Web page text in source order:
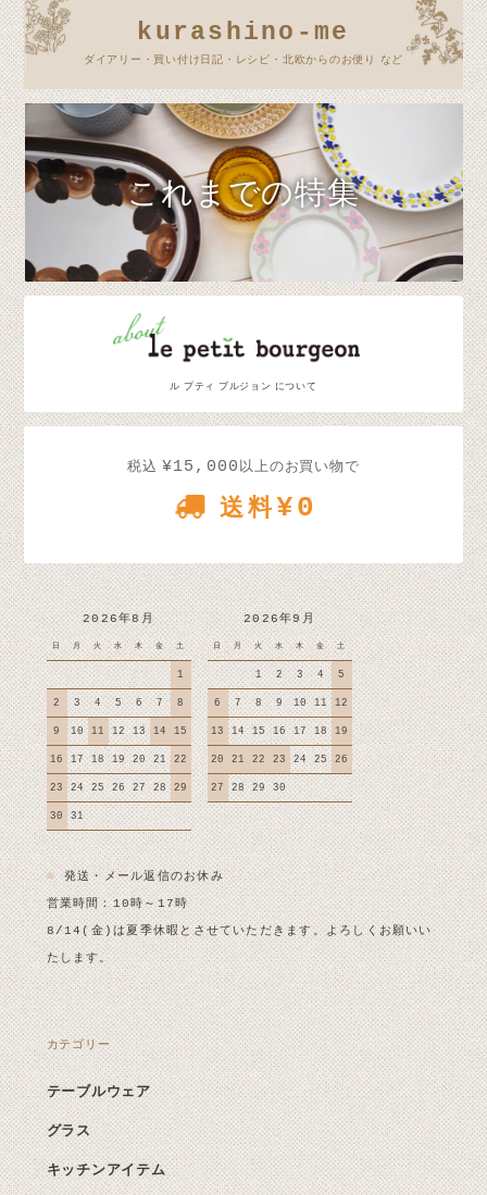
kurashino-me
ダイアリー・買い付け日記・レシピ・北欧からのお便り など
これまでの特集
ル プティ ブルジョン について
税込 ¥15,000 以上のお買い物で
送料¥0
2026年8月
日 月 火 水 木 金 土
1
2 3 4 5 6 7 8
9 10 11 12 13 14 15
16 17 18 19 20 21 22
23 24 25 26 27 28 29
30 31
2026年9月
日 月 火 水 木 金 土
1 2 3 4 5
6 7 8 9 10 11 12
13 14 15 16 17 18 19
20 21 22 23 24 25 26
27 28 29 30
■発送・メール返信のお休み
営業時間：10時～17時
8/14(金)は夏季休暇とさせていただきます。よろしくお願いい
たします。
カテゴリー
テーブルウェア
グラス
キッチンアイテム